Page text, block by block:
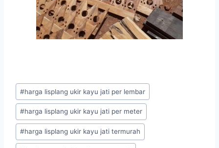
#harga lisplang ukir kayu jati per lembar
#harga lisplang ukir kayu jati per meter
#harga lisplang ukir kayu jati termurah